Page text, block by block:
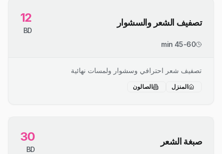
تصفيف الشعر والسشوار 12
BD
45-60 min
تصفيف شعر احترافي وسشوار ولمسات نهائية
المنزل الصالون
صبغة الشعر 30
BD